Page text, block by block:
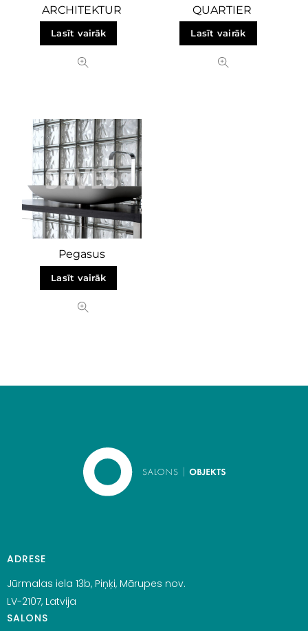
ARCHITEKTUR
Lasīt vairāk
QUARTIER
Lasīt vairāk
Pegasus
Lasīt vairāk
ADRESE
Jūrmalas iela 13b, Piņķi, Mārupes nov.
LV-2107, Latvija
SALONS